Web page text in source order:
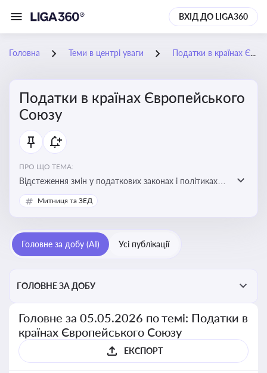
ВХІД ДО LIGA360
Головна Теми в центрі уваги Податки в країнах Європейського Союзу
Податки в країнах Європейського
Союзу
ПРО ЩО ТЕМА:
Відстеження змін у податкових законах і політиках
країн ЄС. Моніторинг кейсів, що впливають на бізнес-
процеси та фінансову звітність
Митниця та ЗЕД
Головне за добу (AI) Усі публікації
ГОЛОВНЕ ЗА ДОБУ
Головне за 05.05.2026 по темі: Податки в
країнах Європейського Союзу
ЕКСПОРТ